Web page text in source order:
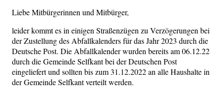
Liebe Mitbürgerinnen und Mitbürger,
leider kommt es in einigen Straßenzügen zu Verzögerungen bei
der Zustellung des Abfallkalenders für das Jahr 2023 durch die
Deutsche Post. Die Abfallkalender wurden bereits am 06.12.22
durch die Gemeinde Selfkant bei der Deutschen Post
eingeliefert und sollten bis zum 31.12.2022 an alle Haushalte in
der Gemeinde Selfkant verteilt werden.